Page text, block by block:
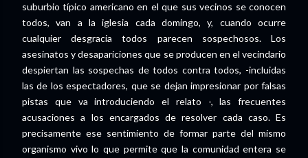
suburbio típico americano en el que sus vecinos se conocen
todos, van a la iglesia cada domingo, y, cuando ocurre
cualquier desgracia todos parecen sospechosos. Los
asesinatos y desapariciones que se producen en el vecindario
despiertan las sospechas de todos contra todos, -incluidas
las de los espectadores, que se dejan impresionar por falsas
pistas que va introduciendo el relato -, las frecuentes
acusaciones a los encargados de resolver cada caso. Es
precisamente ese sentimiento de formar parte del mismo
organismo vivo lo que permite que la comunidad entera se